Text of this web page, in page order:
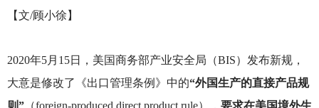
【文/顾小徐】
2020年5月15日，美国商务部产业安全局（BIS）发布新规，
大意是修改了《出口管理条例》中的“外国生产的直接产品规
则”（foreign-produced direct product rule）， 要求在美国境外生